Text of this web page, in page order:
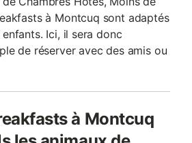
à Montcuq sont adaptés
Ici, il sera donc
de réserver avec des amis ou
à Montcuq